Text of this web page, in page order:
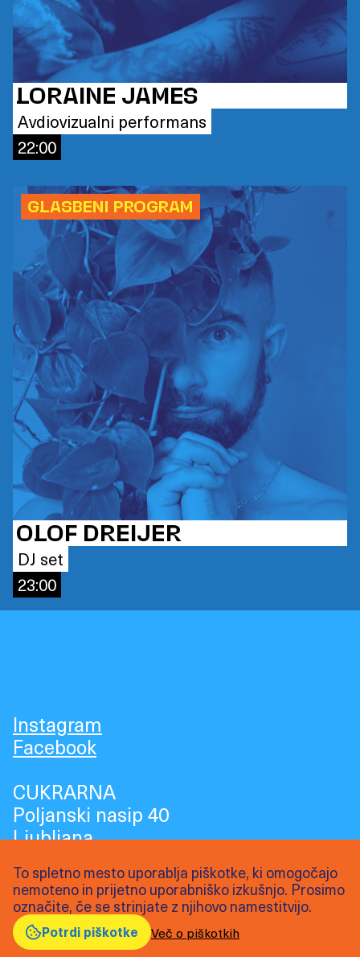
LORAINE JAMES
Avdiovizualni performans
22:00
GLASBENI PROGRAM
OLOF DREIJER
DJ set
23:00
Instagram
Facebook
CUKRARNA
Poljanski nasip 40
Ljubljana
cukrarna.art
Arhiv Indigo:
20232022202120202019201820172016
To spletno mesto uporablja piškotke, ki omogočajo
nemoteno in prijetno uporabniško izkušnjo. Prosimo
označite, če se strinjate z njihovo namestitvijo.
Potrdi piškotke Več o piškotkih